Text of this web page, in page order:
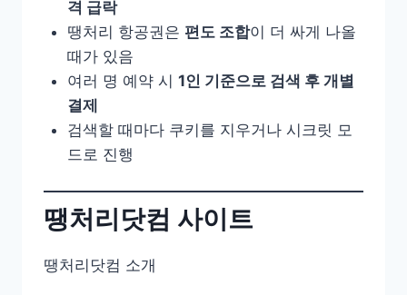
격 급락
땡처리 항공권은 편도 조합이 더 싸게 나올
때가 있음
여러 명 예약 시 1인 기준으로 검색 후 개별
결제
검색할 때마다 쿠키를 지우거나 시크릿 모
드로 진행
땡처리닷컴 사이트
땡처리닷컴 소개